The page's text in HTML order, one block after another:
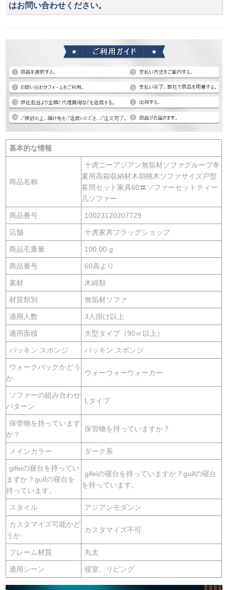
はお問い合わせください。
基本的な情報
商品名称
十虎ニーアジアン無垢材ソファグループ冬
夏用高箱収納材木胡桃木ソファサイズ戸型
客間セット家具60〓ソファーセットティー
几ソファー
商品番号 10023120207729
店舗 十虎家具フラッグショップ
商品毛重量 100.00 g
商品番号 60高より
素材 木綿類
材質類別 無垢材ソファ
適用人数 3人掛け以上
適用面積 大型タイプ（90㎡以上）
パッキン:スポンジ パッキン:スポンジ
ウォークバックかどう
か
ウォーウォーウォーカー
ソファーの組み合わせ
パターン
Lタイプ
保管物を持っています
か？
保管物を持っていますか？
メインカラー ダーク系
gifeiの寝台を持ってい
ますか？guifの寝台を
持っています。
gifeiの寝台を持っていますか？guifの寝台
を持っています。
スタイル アジアンモダンン
カスタマイズ可能かど
うか
カスタマイズ不可
フレーム材質 丸太
適用シーン 寝室、リビング